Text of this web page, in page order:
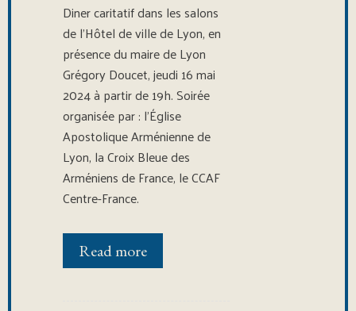
Diner caritatif dans les salons
de l’Hôtel de ville de Lyon, en
présence du maire de Lyon
Grégory Doucet, jeudi 16 mai
2024 à partir de 19h. Soirée
organisée par : l’Église
Apostolique Arménienne de
Lyon, la Croix Bleue des
Arméniens de France, le CCAF
Centre-France.
Read more